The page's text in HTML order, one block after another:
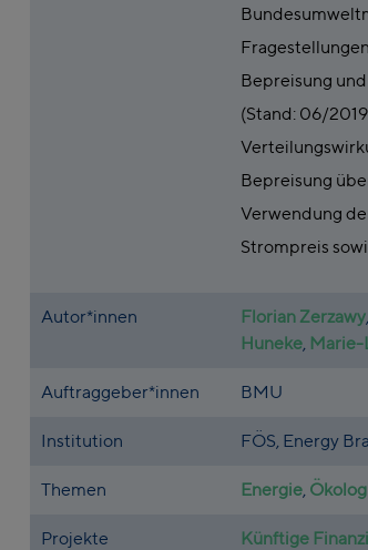
Bepreisung
(Stand: 06/
Bepreisung
Verwendung
Strompreis
Autor*innen Florian Zerzawy,
Huneke, Marie-
Auftraggeber*innen BMU
Institution FÖS, Energy
Themen Energie,
Projekte
Künftige